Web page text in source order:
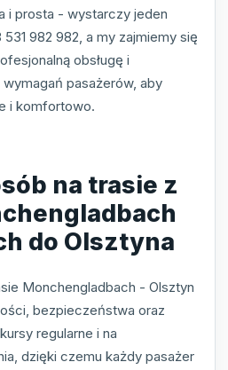
i prosta - wystarczy jeden
982 982, a my zajmiemy się
obsługę i
pasażerów, aby
i komfortowo.
na trasie z
do Olsztyna
Monchengladbach - Olsztyn
bezpieczeństwa oraz
regularne i na
dzięki czemu każdy pasażer